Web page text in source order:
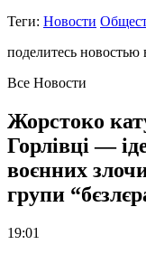
Теги: Новости
поделитесь новостью
Все Новости
Жорстоко
Горлівці —
воєнних
групи
19:01